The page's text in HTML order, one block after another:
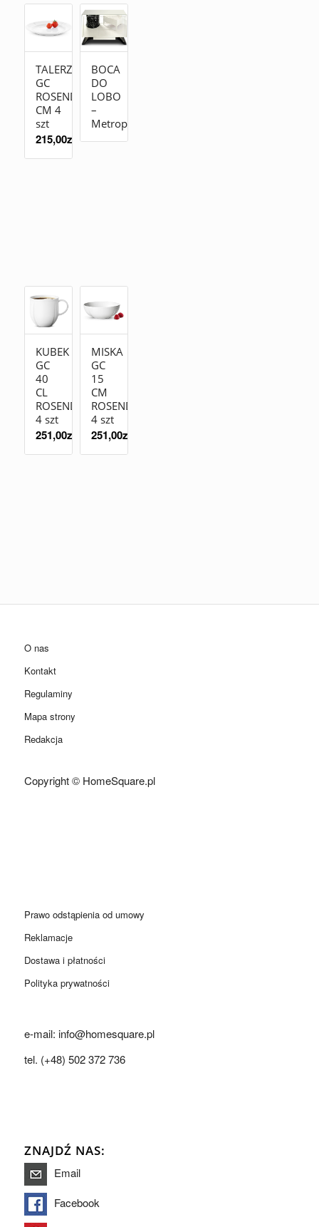
TALERZ
GC
ROSENDAHL19
CM 4
szt
215,00zł
BOCA
DO
LOBO
–
Metropolitan
KUBEK
GC
40
CL
ROSENDAHL
4 szt
251,00zł
MISKA
GC
15
CM
ROSENDAHL
4 szt
251,00zł
O nas
Kontakt
Regulaminy
Mapa strony
Redakcja
Copyright © HomeSquare.pl
Prawo odstąpienia od umowy
Reklamacje
Dostawa i płatności
Polityka prywatności
e-mail: info@homesquare.pl
tel. (+48) 502 372 736
ZNAJDŹ NAS:
Email
Facebook